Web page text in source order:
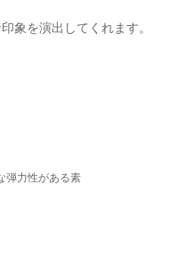
象を演出してくれます。
弾力性がある素